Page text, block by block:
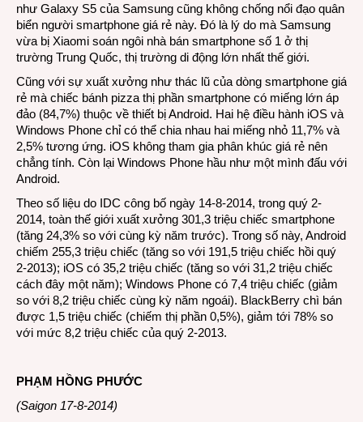
như Galaxy S5 của Samsung cũng không chống nổi đạo quân
biển người smartphone giá rẻ này. Đó là lý do mà Samsung
vừa bị Xiaomi soán ngôi nhà bán smartphone số 1 ở thị
trường Trung Quốc, thị trường di động lớn nhất thế giới.
Cũng với sự xuất xưởng như thác lũ của dòng smartphone giá
rẻ mà chiếc bánh pizza thị phần smartphone có miếng lớn áp
đảo (84,7%) thuộc về thiết bị Android. Hai hệ điều hành iOS và
Windows Phone chỉ có thể chia nhau hai miếng nhỏ 11,7% và
2,5% tương ứng. iOS không tham gia phân khúc giá rẻ nên
chẳng tính. Còn lại Windows Phone hầu như một mình đấu với
Android.
Theo số liệu do IDC công bố ngày 14-8-2014, trong quý 2-
2014, toàn thế giới xuất xưởng 301,3 triệu chiếc smartphone
(tăng 24,3% so với cùng kỳ năm trước). Trong số này, Android
chiếm 255,3 triệu chiếc (tăng so với 191,5 triệu chiếc hồi quý
2-2013); iOS có 35,2 triệu chiếc (tăng so với 31,2 triệu chiếc
cách đây một năm); Windows Phone có 7,4 triệu chiếc (giảm
so với 8,2 triệu chiếc cùng kỳ năm ngoái). BlackBerry chì bán
được 1,5 triệu chiếc (chiếm thị phần 0,5%), giảm tới 78% so
với mức 8,2 triệu chiếc của quý 2-2013.
PHẠM HỒNG PHƯỚC
(Saigon 17-8-2014)